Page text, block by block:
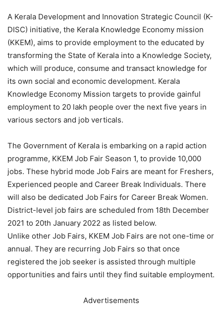
A Kerala Development and Innovation Strategic Council (K-
DISC) initiative, the Kerala Knowledge Economy mission
(KKEM), aims to provide employment to the educated by
transforming the State of Kerala into a Knowledge Society,
which will produce, consume and transact knowledge for
its own social and economic development. Kerala
Knowledge Economy Mission targets to provide gainful
employment to 20 lakh people over the next five years in
various sectors and job verticals.
The Government of Kerala is embarking on a rapid action
programme, KKEM Job Fair Season 1, to provide 10,000
jobs. These hybrid mode Job Fairs are meant for Freshers,
Experienced people and Career Break Individuals. There
will also be dedicated Job Fairs for Career Break Women.
District-level job fairs are scheduled from 18th December
2021 to 20th January 2022 as listed below.
Unlike other Job Fairs, KKEM Job Fairs are not one-time or
annual. They are recurring Job Fairs so that once
registered the job seeker is assisted through multiple
opportunities and fairs until they find suitable employment.
Advertisements